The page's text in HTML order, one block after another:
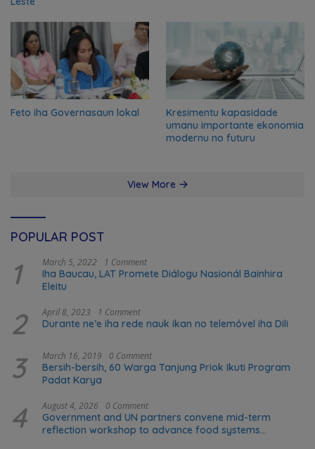
Feto iha Governasaun lokal
Kresimentu kapasidade
umanu importante ekonomia
modernu no futuru
View More
POPULAR POST
1 March 5, 2022 1 Comment
Iha Baucau, LAT Promete Diálogu Nasionál Bainhira
Eleitu
2 April 8, 2023 1 Comment
Durante ne’e iha rede nauk ikan no telemóvel iha Dili
3 March 16, 2019 0 Comment
Bersih-bersih, 60 Warga Tanjung Priok Ikuti Program
Padat Karya
4 August 4, 2026 0 Comment
Government and UN partners convene mid-term
reflection workshop to advance food systems